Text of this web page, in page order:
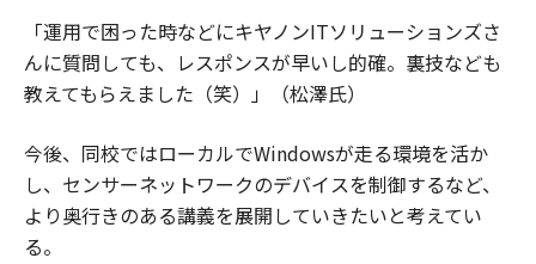
「運用で困った時などにキヤノンITソリューションズさ
んに質問しても、レスポンスが早いし的確。裏技なども
教えてもらえました（笑）」（松澤氏）
今後、同校ではローカルでWindowsが走る環境を活か
し、センサーネットワークのデバイスを制御するなど、
より奥行きのある講義を展開していきたいと考えてい
る。